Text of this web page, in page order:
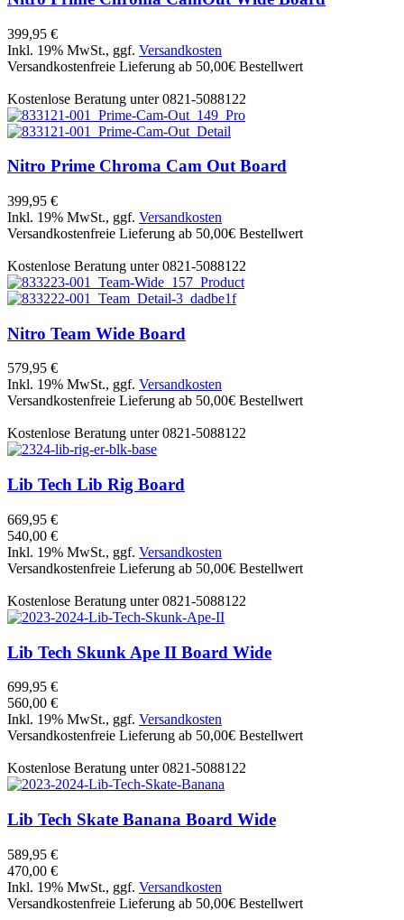
399,95 €
Inkl. 19% MwSt., ggf. Versandkosten
Versandkostenfreie Lieferung ab 50,00€ Bestellwert
Kostenlose Beratung unter 0821-5088122
Nitro Prime Chroma Cam Out Board
399,95 €
Inkl. 19% MwSt., ggf. Versandkosten
Versandkostenfreie Lieferung ab 50,00€ Bestellwert
Kostenlose Beratung unter 0821-5088122
Nitro Team Wide Board
579,95 €
Inkl. 19% MwSt., ggf. Versandkosten
Versandkostenfreie Lieferung ab 50,00€ Bestellwert
Kostenlose Beratung unter 0821-5088122
Lib Tech Lib Rig Board
669,95 €
540,00 €
Inkl. 19% MwSt., ggf. Versandkosten
Versandkostenfreie Lieferung ab 50,00€ Bestellwert
Kostenlose Beratung unter 0821-5088122
Lib Tech Skunk Ape II Board Wide
699,95 €
560,00 €
Inkl. 19% MwSt., ggf. Versandkosten
Versandkostenfreie Lieferung ab 50,00€ Bestellwert
Kostenlose Beratung unter 0821-5088122
Lib Tech Skate Banana Board Wide
589,95 €
470,00 €
Inkl. 19% MwSt., ggf. Versandkosten
Versandkostenfreie Lieferung ab 50,00€ Bestellwert